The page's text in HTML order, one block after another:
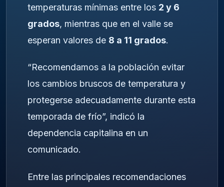
temperaturas mínimas entre los 2 y 6
grados, mientras que en el valle se
esperan valores de 8 a 11 grados.
“Recomendamos a la población evitar
los cambios bruscos de temperatura y
protegerse adecuadamente durante esta
temporada de frío”, indicó la
dependencia capitalina en un
comunicado.
Entre las principales recomendaciones